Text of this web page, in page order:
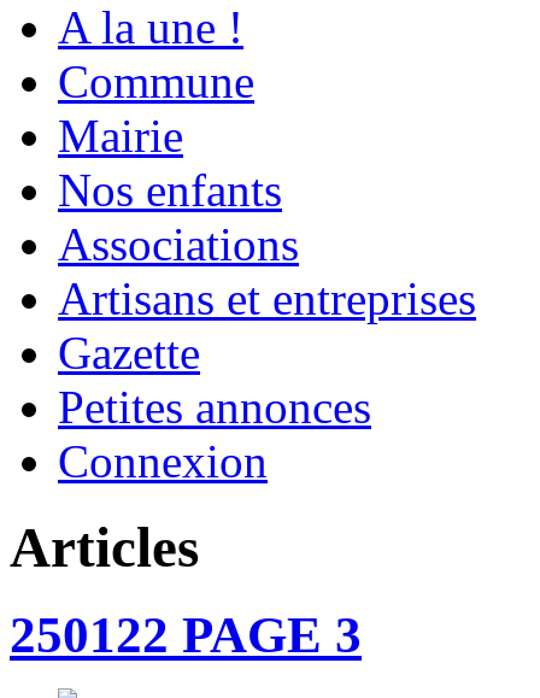
A la une !
Commune
Mairie
Nos enfants
Associations
Artisans et entreprises
Gazette
Petites annonces
Connexion
Articles
250122 PAGE 3